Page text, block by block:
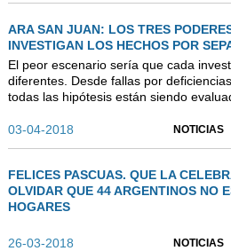
ARA SAN JUAN: LOS TRES
INVESTIGAN LOS HECHOS POR
El peor escenario sería que cada
diferentes. Desde fallas por
todas las hipótesis están siendo
03-04-2018 NOTICIAS
FELICES PASCUAS. QUE LA
OLVIDAR QUE 44 ARGENTINOS NO
HOGARES
26-03-2018 NOTICIAS